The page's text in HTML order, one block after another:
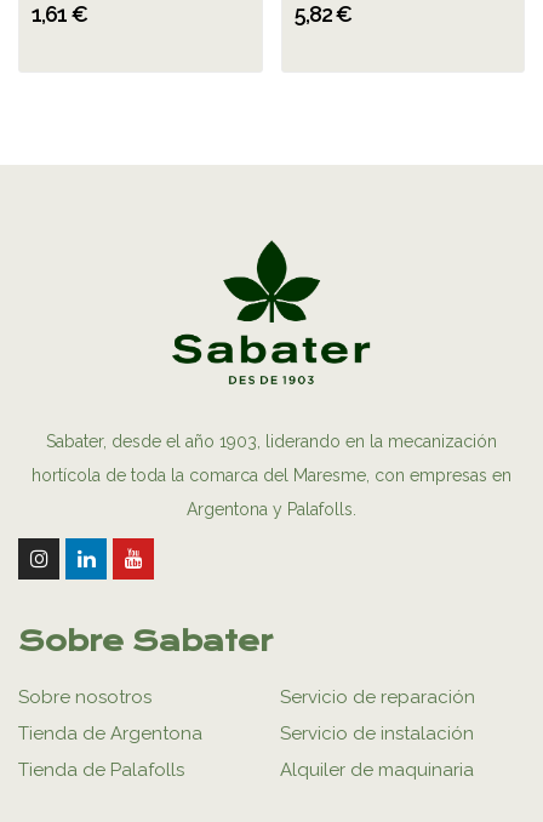
1,61 €
5,82 €
Sabater, desde el año 1903, liderando en la mecanización
hortícola de toda la comarca del Maresme, con empresas en
Argentona y Palafolls.
Sobre Sabater
Sobre nosotros
Tienda de Argentona
Tienda de Palafolls
Servicio de reparación
Servicio de instalación
Alquiler de maquinaria